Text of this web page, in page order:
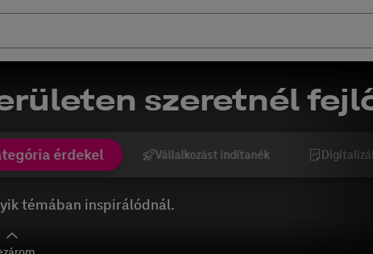
szeretnél
érdekel Vállalkozást indítanék
témában inspirálódnál.